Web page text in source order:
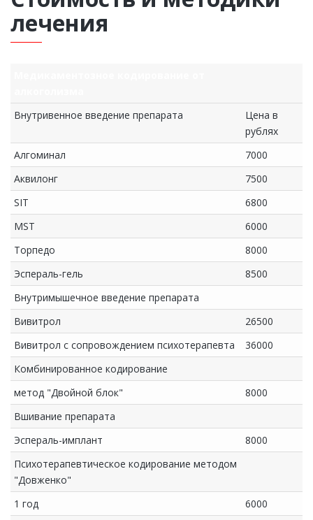
лечения
Внутривенное введение препарата
Цена в
рублях
Алгоминал
7000
Аквилонг
7500
SIT
6800
MST
6000
Торпедо
8000
Эспераль-гель
8500
Внутримышечное введение препарата
Вивитрол
26500
Вивитрол с сопровождением психотерапевта
36000
Комбинированное кодирование
метод "Двойной блок"
8000
Вшивание препарата
Эспераль-имплант
8000
Психотерапевтическое кодирование методом
"Довженко"
1 год
6000